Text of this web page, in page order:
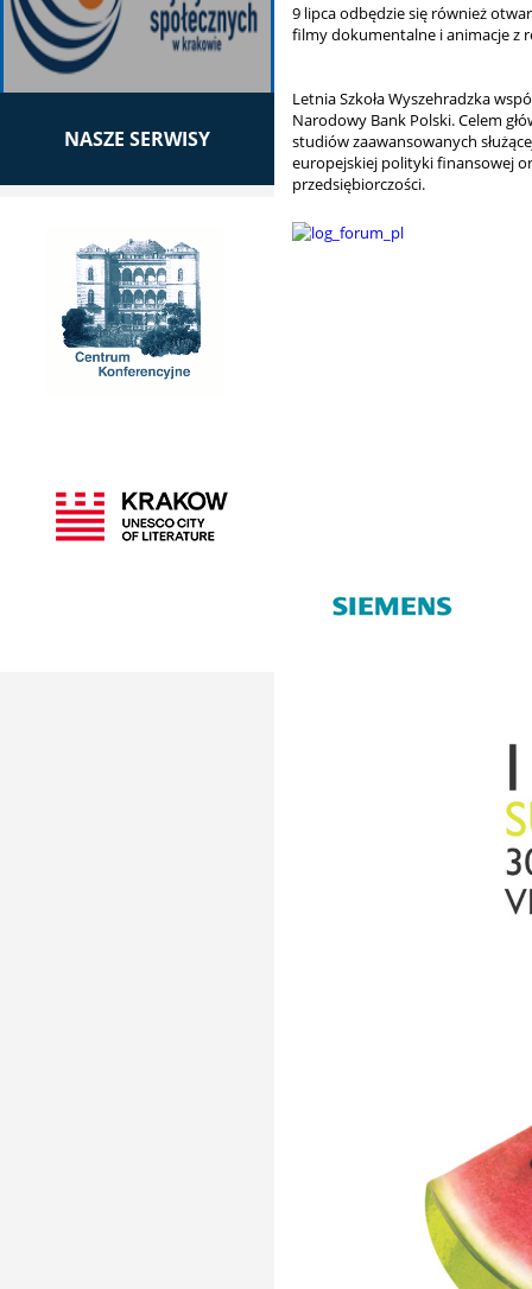
NASZE SERWISY
9 lipca odbędzie się również
filmy dokumentalne i animacje z
Letnia Szkoła Wyszehradzka
Narodowy Bank Polski. Celem
studiów zaawansowanych
europejskiej polityki finansowej
przedsiębiorczości.